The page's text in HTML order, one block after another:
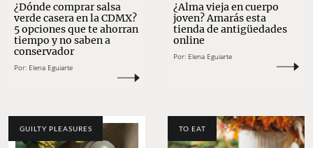
¿Dónde comprar salsa
verde casera en la CDMX?
5 opciones que te ahorran
tiempo y no saben a
conservador
Por: Elena Eguiarte
¿Alma vieja en cuerpo
joven? Amarás esta
tienda de antigüedades
online
Por: Elena Eguiarte
GUILTY PLEASURES TO EAT